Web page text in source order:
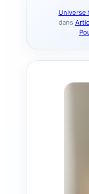
Universe
dans